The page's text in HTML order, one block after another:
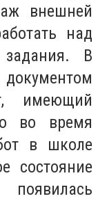
внешней
над
задания. В
имеющий
во время
в школе
состояние